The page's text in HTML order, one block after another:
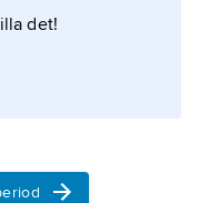
hålrummen i
som ligger
det!